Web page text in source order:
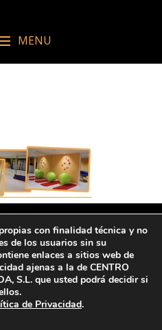
y Política de
con finalidad técnica y no
de los usuarios sin su
enlaces a sitios web de
ajenas a la de CENTRO
S.L. que usted podrá decidir si
de Privacidad.